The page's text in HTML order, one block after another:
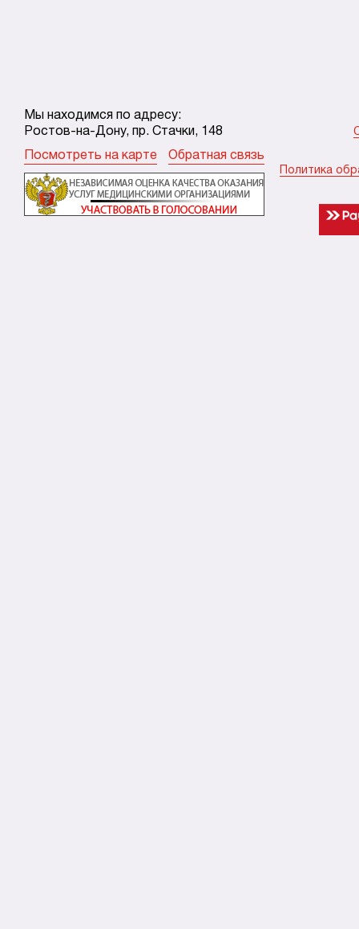
Мы находимся по адресу:
Ростов-на-Дону, пр. Стачки, 148
Посмотреть на карте Обратная связь
Политика